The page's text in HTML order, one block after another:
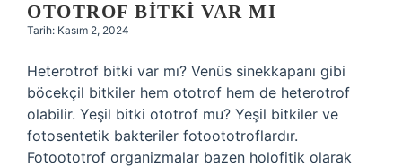
OTOTROF BITKI VAR MI
Tarih: Kasım 2, 2024
Heterotrof bitki var mı? Venüs sinekkapanı gibi
böcekçil bitkiler hem ototrof hem de heterotrof
olabilir. Yeşil bitki ototrof mu? Yeşil bitkiler ve
fotosentetik bakteriler fotoototroflardır.
Fotoototrof organizmalar bazen holofitik olarak